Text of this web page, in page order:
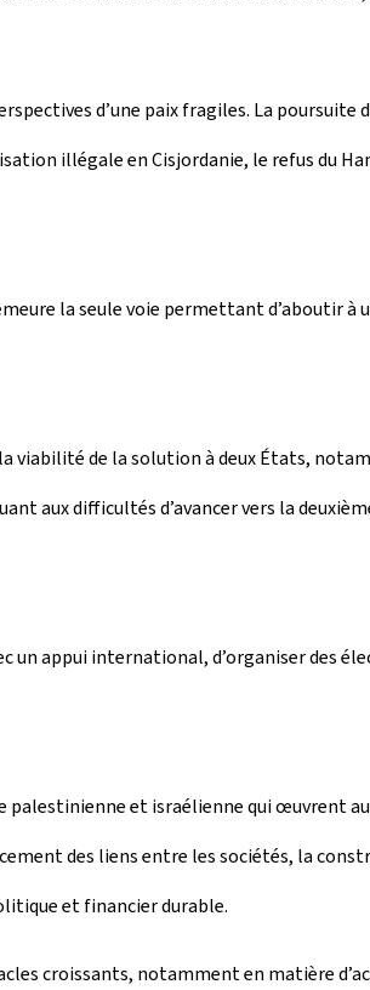
d’une paix fragiles. La
illégale en Cisjordanie, le refus du
la seule voie permettant d’aboutir à
viabilité de la solution à deux États,
aux difficultés d’avancer vers la
un appui international, d’organiser des
palestinienne et israélienne qui œuvrent
des liens entre les sociétés, la
et financier durable.
croissants, notamment en matière